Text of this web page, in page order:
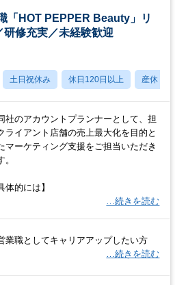
「HOT PEPPER Beauty」リ
研修充実／未経験歓迎
土日祝休み 休日120日以上 産休・育休
社のアカウントプランナーとして、担
ライアント店舗の売上最大化を目的と
マーケティング支援をご担当いただき
。
体的には】
…続きを読む
業職としてキャリアアップしたい方
…続きを読む